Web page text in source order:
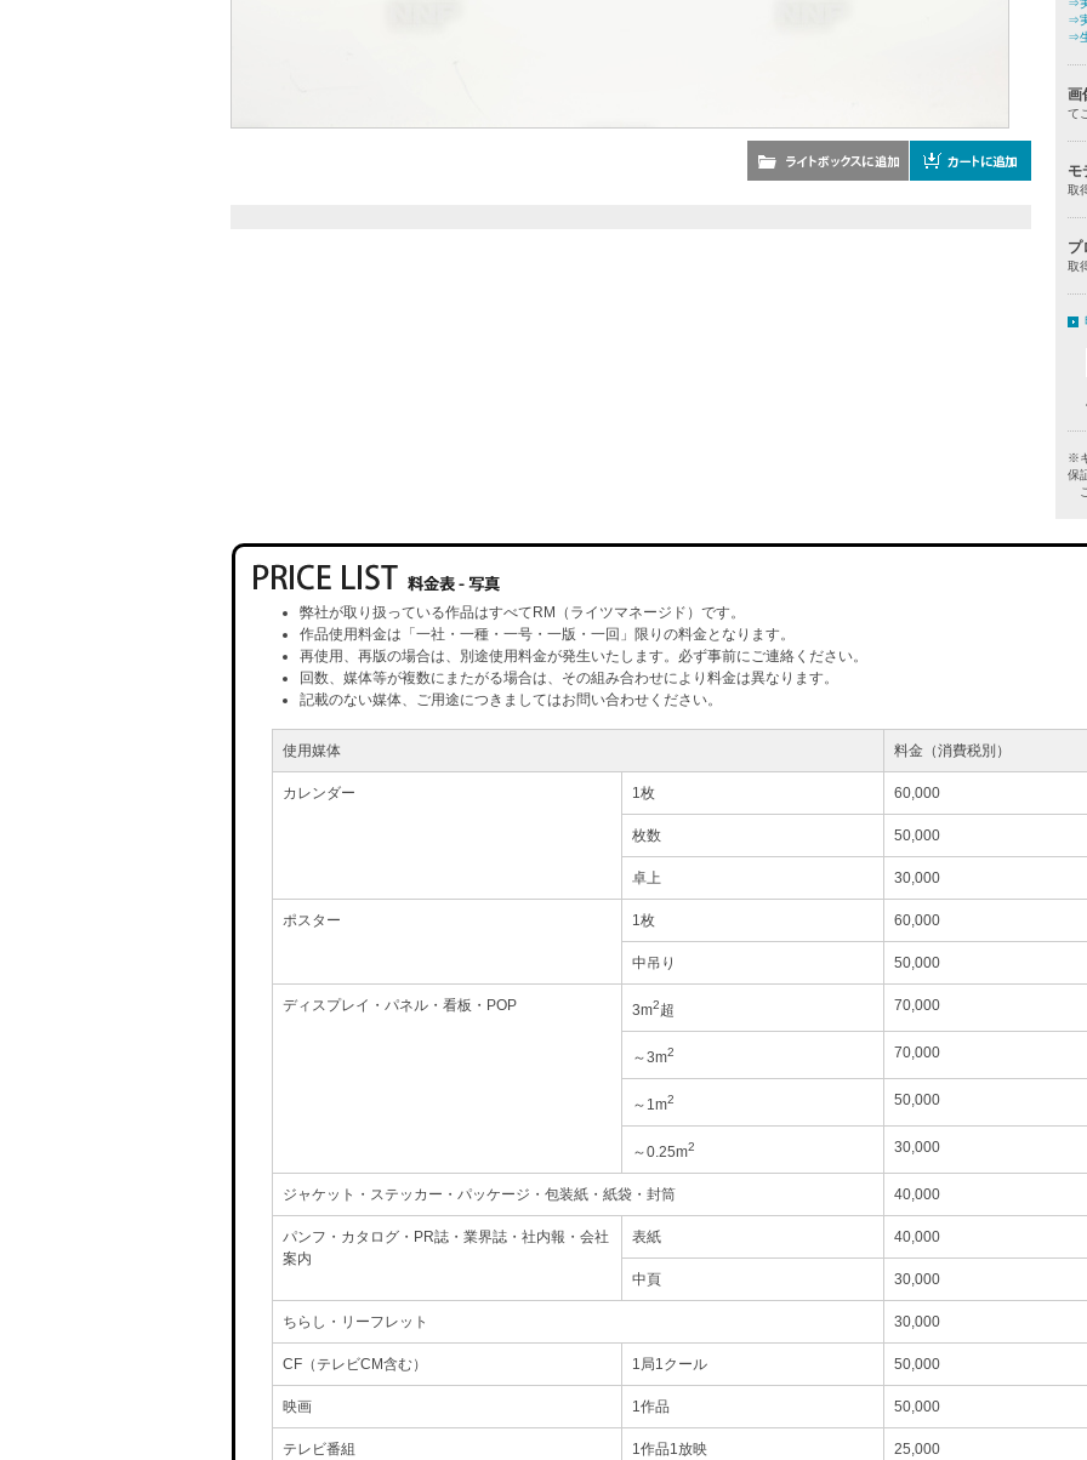
⇒
⇒
⇒
画
て
モ
取
プ
取
※
保
弊社が取り扱っている作品はすべてRM（ライツマネージド）です。
作品使用料金は「一社・一種・一号・一版・一回」限りの料金となります。
再使用、再版の場合は、別途使用料金が発生いたします。必ず事前にご連絡ください。
回数、媒体等が複数にまたがる場合は、その組み合わせにより料金は異なります。
記載のない媒体、ご用途につきましてはお問い合わせください。
使用媒体 料金（消費税別）
カレンダー 1枚 60,000
枚数 50,000
卓上 30,000
ポスター 1枚 60,000
中吊り 50,000
ディスプレイ・パネル・看板・POP 3m2超 70,000
～3m2 70,000
～1m2 50,000
～0.25m2 30,000
ジャケット・ステッカー・パッケージ・包装紙・紙袋・封筒 40,000
パンフ・カタログ・PR誌・業界誌・社内報・会社
案内
表紙 40,000
中頁 30,000
ちらし・リーフレット 30,000
CF（テレビCM含む） 1局1クール 50,000
映画 1作品 50,000
テレビ番組 1作品1放映 25,000